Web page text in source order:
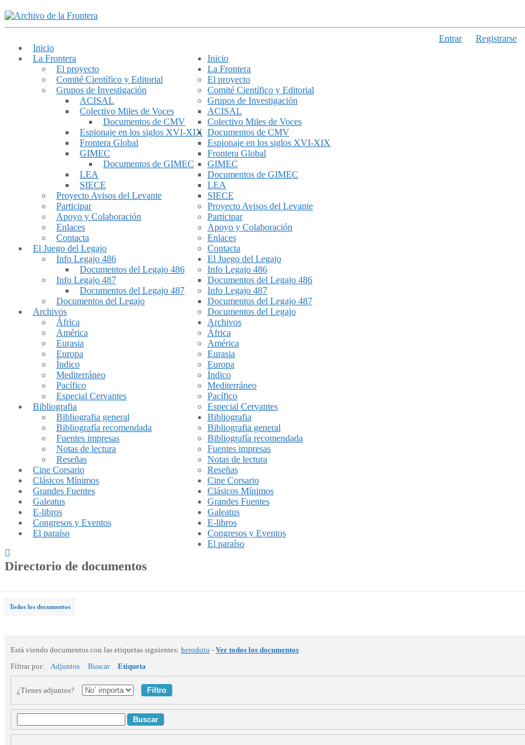
Inicio
La Frontera
El proyecto
Comité Científico y Editorial
Grupos de Investigación
ACISAL
Colectivo Miles de Voces
Documentos de CMV
Espionaje en los siglos XVI-XIX
Frontera Global
GIMEC
Documentos de GIMEC
LEA
SIECE
Proyecto Avisos del Levante
Participar
Apoyo y Colaboración
Enlaces
Contacta
El Juego del Legajo
Info Legajo 486
Documentos del Legajo 486
Info Legajo 487
Documentos del Legajo 487
Documentos del Legajo
Archivos
África
América
Eurasia
Europa
Índico
Mediterráneo
Pacífico
Especial Cervantes
Bibliografia
Bibliografia general
Bibliografía recomendada
Fuentes impresas
Notas de lectura
Reseñas
Cine Corsario
Clásicos Mínimos
Grandes Fuentes
Galeatus
E-libros
Congresos y Eventos
El paraíso
Entrar
Registrarse
Inicio
La Frontera
El proyecto
Comité Científico y Editorial
Grupos de Investigación
ACISAL
Colectivo Miles de Voces
Documentos de CMV
Espionaje en los siglos XVI-XIX
Frontera Global
GIMEC
Documentos de GIMEC
LEA
SIECE
Proyecto Avisos del Levante
Participar
Apoyo y Colaboración
Enlaces
Contacta
El Juego del Legajo
Info Legajo 486
Documentos del Legajo 486
Info Legajo 487
Documentos del Legajo 487
Documentos del Legajo
Archivos
África
América
Eurasia
Europa
Índico
Mediterráneo
Pacífico
Especial Cervantes
Bibliografia
Bibliografia general
Bibliografía recomendada
Fuentes impresas
Notas de lectura
Reseñas
Cine Corsario
Clásicos Mínimos
Grandes Fuentes
Galeatus
E-libros
Congresos y Eventos
El paraíso
Directorio de documentos
Todos los documentos
Está viendo documentos con las etiquetas siguientes: herodoto - Ver todos los documentos
Filtrar por:
Adjuntos Buscar Etiqueta
¿Tienes adjuntos?
Buscar